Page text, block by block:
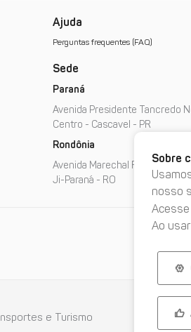
Sobre
nosso
Ao
Ajuda
Perguntas frequentes (FAQ)
Sede
Paraná
Avenida Presidente Tancredo
Centro - Cascavel - PR
Rondônia
Avenida Marechal Rondon,
Ji-Paraná - RO
e Turismo